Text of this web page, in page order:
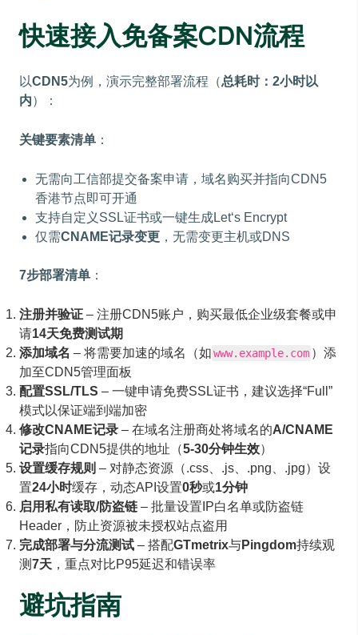
快速接入免备案CDN流程
以CDN5为例，演示完整部署流程（总耗时：2小时以
内）：
关键要素清单 ：
无需向工信部提交备案申请，域名购买并指向CDN5
香港节点即可开通
支持自定义SSL证书或一键生成Let‘s Encrypt
仅需CNAME记录变更 ，无需变更主机或DNS
7步部署清单 ：
注册并验证 – 注册CDN5账户，购买最低企业级套餐或申
请14天免费测试期
添加域名 – 将需要加速的域名（如www.example.com ）添
加至CDN5管理面板
配置SSL/TLS – 一键申请免费SSL证书，建议选择“Full”
模式以保证端到端加密
修改CNAME记录 – 在域名注册商处将域名的A/CNAME
记录指向CDN5提供的地址（5-30分钟生效）
设置缓存规则 – 对静态资源（.css、.js、.png、.jpg）设
置24小时缓存，动态API设置0秒或1分钟
启用私有读取/防盗链 – 批量设置IP白名单或防盗链
Header，防止资源被未授权站点盗用
完成部署与分流测试 – 搭配GTmetrix与Pingdom持续观
测7天 ，重点对比P95延迟和错误率
避坑指南